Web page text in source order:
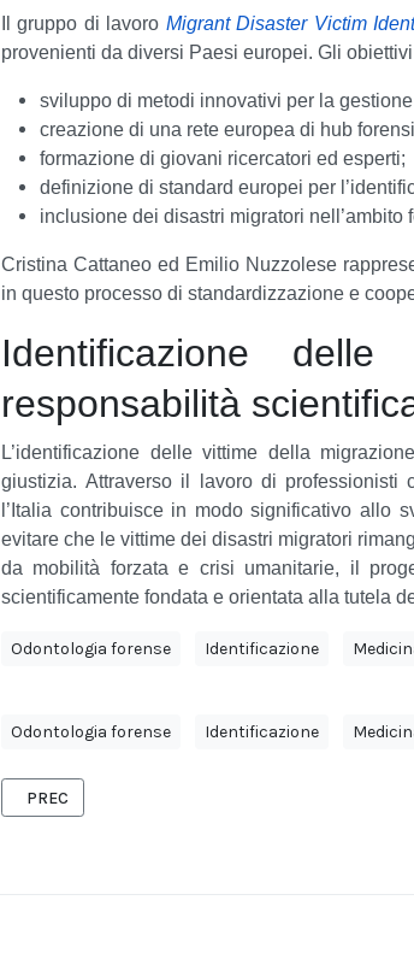
Il gruppo di lavoro Migrant Disaster Victim
provenienti da diversi Paesi europei. Gli
sviluppo di metodi innovativi per la
creazione di una rete europea di hub
formazione di giovani ricercatori ed esperti;
definizione di standard europei per
inclusione dei disastri migratori
Cristina Cattaneo ed Emilio Nuzzolese
in questo processo di standardizzazione e
Identificazione
responsabilità
L’identificazione delle vittime della
giustizia.Attraverso il lavoro di professionisti
l’Italia contribuisce in modo significativo allo
evitare che le vittime dei disastri migratori
da mobilità forzata e crisi umanitarie, il
scientificamente fondata e orientata alla tutela
Odontologia forense Identificazione
Odontologia forense Identificazione
ARTICOLO PRECEDENTE: EMILIO NUZZOLESE:
PREC